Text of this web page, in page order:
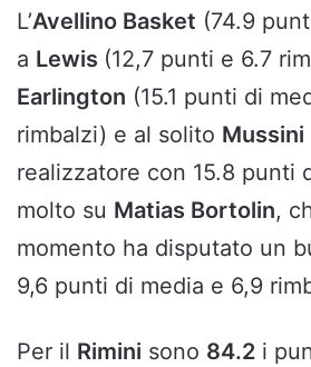
L’Avellino Basket (74.9
a Lewis (12,7 punti e 6.7
Earlington (15.1 punti di
rimbalzi) e al solito Mussini
realizzatore con 15.8 punti
molto su Matias Bortolin,
momento ha disputato un
9,6 punti di media e 6,9
Per il Rimini sono 84.2 i